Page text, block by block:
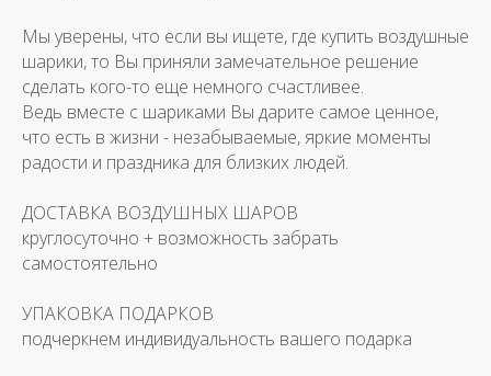
Мы уверены, что если вы ищете, где купить воздушные
шарики, то Вы приняли замечательное решение
сделать кого-то еще немного счастливее.
Ведь вместе с шариками Вы дарите самое ценное,
что есть в жизни - незабываемые, яркие моменты
радости и праздника для близких людей.
ДОСТАВКА ВОЗДУШНЫХ ШАРОВ
круглосуточно + возможность забрать
самостоятельно
УПАКОВКА ПОДАРКОВ
подчеркнем индивидуальность вашего подарка